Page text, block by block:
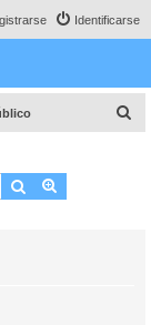
Identificarse
Buscar